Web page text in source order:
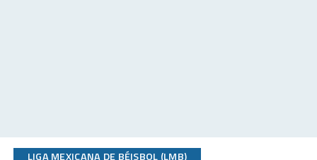
LIGA MEXICANA DE BÉISBOL (LMB)